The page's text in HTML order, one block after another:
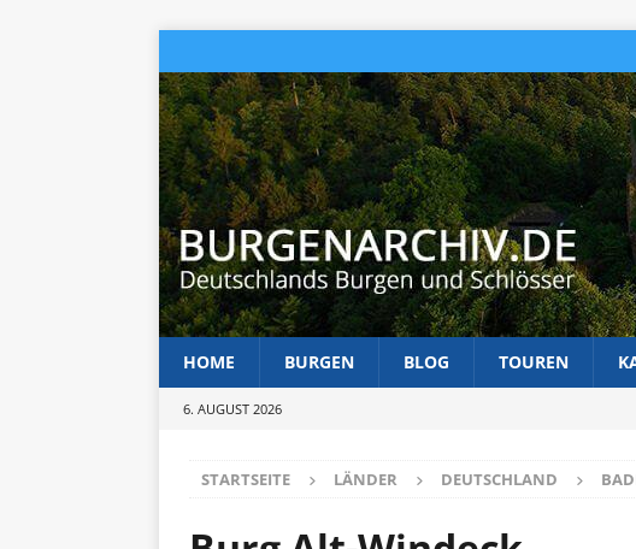
HOME BURGEN BLOG TOUREN
6. AUGUST 2026
STARTSEITE LÄNDER DEUTSCHLAND